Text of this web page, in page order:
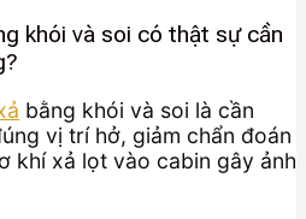
khói và soi có thật sự cần
bằng khói và soi là cần
vị trí hở, giảm chẩn đoán
khí xả lọt vào cabin gây ảnh